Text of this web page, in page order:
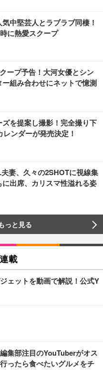
中堅芸人とラブラブ同棲！
に熱愛スクープ
ープ予告！大河女優とシン
ー組み合わせにネットで憶測
を提案し撮影！完全撮り下
ンダーが発売決定！
妻、久々の2SHOTに視線集
出席、カリスマ性溢れる姿
っと見る
載
ェットを動画で解説！公式Y
集部注目のYouTuberがオス
ったら食べたいグルメをチ